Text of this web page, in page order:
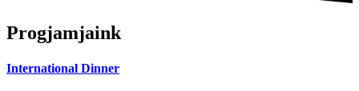
Progjamjaink
International Dinner